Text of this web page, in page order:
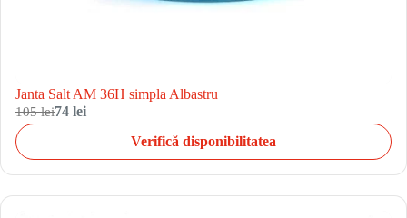
Janta Salt AM 36H simpla Albastru
105 lei74 lei
Verifică disponibilitatea